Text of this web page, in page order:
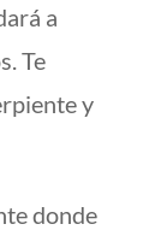
a
Te
y
donde